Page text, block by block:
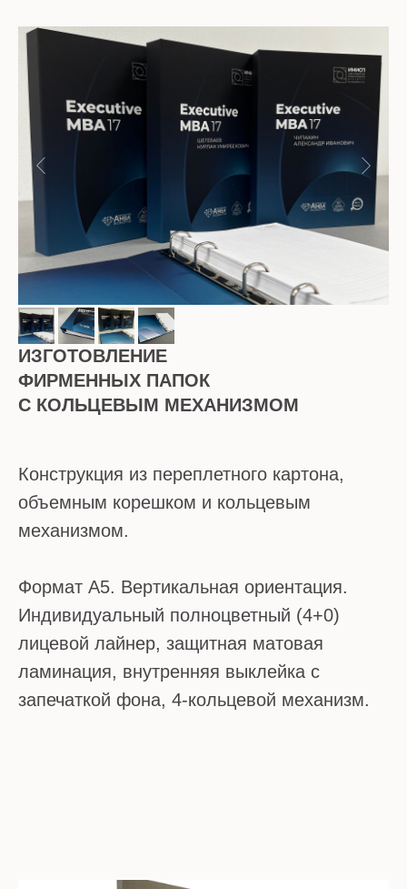
ИЗГОТОВЛЕНИЕ
ФИРМЕННЫХ ПАПОК
С КОЛЬЦЕВЫМ МЕХАНИЗМОМ
Конструкция из переплетного картона,
объемным корешком и кольцевым
механизмом.
Формат А5. Вертикальная ориентация.
Индивидуальный полноцветный (4+0)
лицевой лайнер, защитная матовая
ламинация, внутренняя выклейка с
запечаткой фона, 4-кольцевой механизм.